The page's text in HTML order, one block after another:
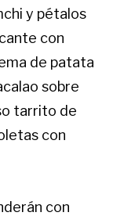
y pétalos
con
de patata
sobre
tarrito de
con
con